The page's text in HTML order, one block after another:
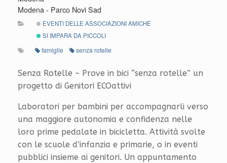
Modena - Parco Novi Sad
EVENTI DELLE ASSOCIAZIONI AMICHE
SI IMPARA DA PICCOLI
famiglie senza rotelle
Senza Rotelle – Prove in bici “senza rotelle” un
progetto di Genitori ECOattivi
Laboratori per bambini per accompagnarli verso
una maggiore autonomia e confidenza nelle
loro prime pedalate in bicicletta. Attività svolte
con le scuole d’infanzia e primarie, o in eventi
pubblici insieme ai genitori. Un appuntamento